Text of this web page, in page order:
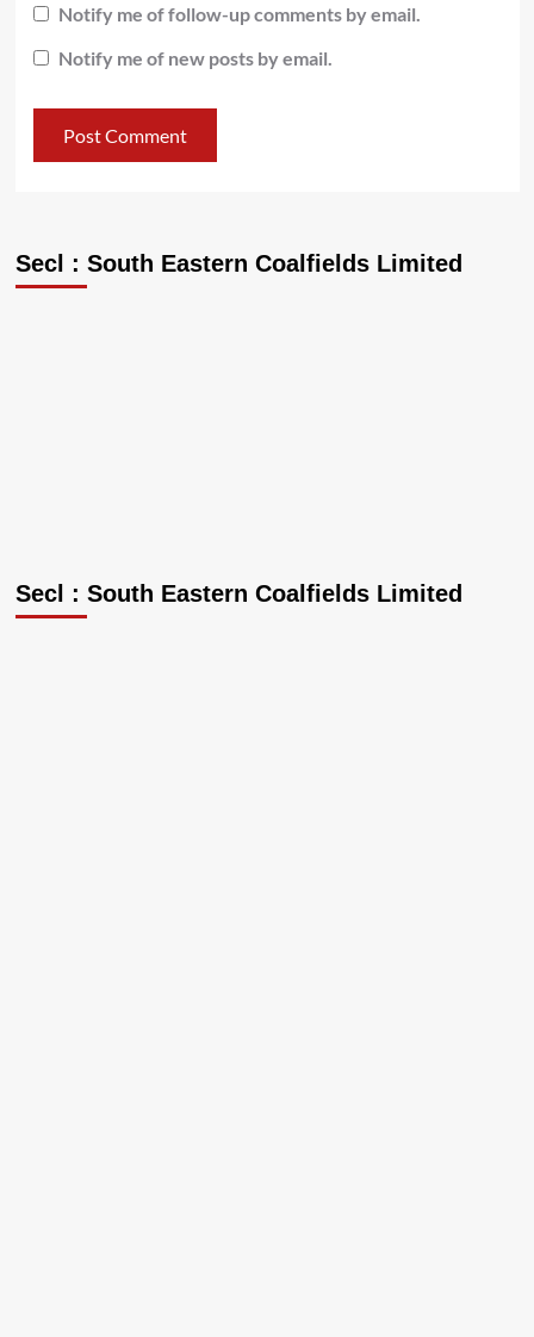
Notify me of follow-up comments by email.
Notify me of new posts by email.
Secl : South Eastern Coalfields Limited
Secl : South Eastern Coalfields Limited